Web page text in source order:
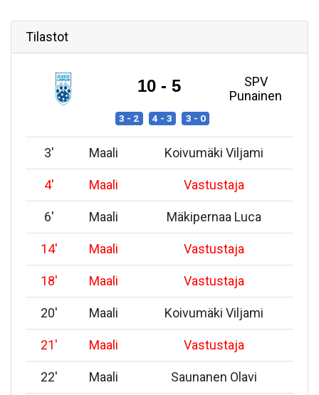
Tilastot
10 - 5
SPV
Punainen
3 - 2 4 - 3 3 - 0
3' Maali Koivumäki Viljami
4' Maali Vastustaja
6' Maali Mäkipernaa Luca
14' Maali Vastustaja
18' Maali Vastustaja
20' Maali Koivumäki Viljami
21' Maali Vastustaja
22' Maali Saunanen Olavi